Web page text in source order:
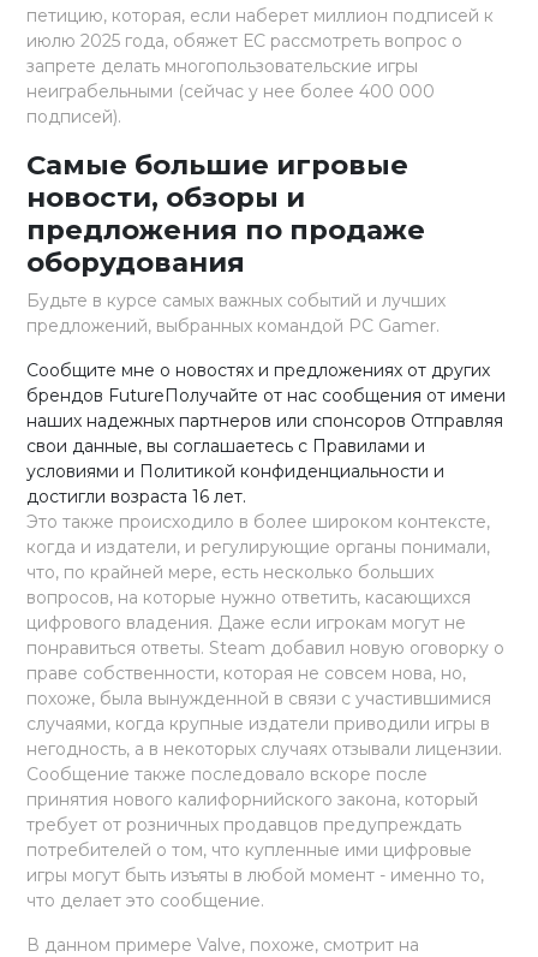
петицию, которая, если наберет миллион подписей к
июлю 2025 года, обяжет ЕС рассмотреть вопрос о
запрете делать многопользовательские игры
неиграбельными (сейчас у нее более 400 000
подписей).
Самые большие игровые
новости, обзоры и
предложения по продаже
оборудования
Будьте в курсе самых важных событий и лучших
предложений, выбранных командой PC Gamer.
Сообщите мне о новостях и предложениях от других
брендов FutureПолучайте от нас сообщения от имени
наших надежных партнеров или спонсоров Отправляя
свои данные, вы соглашаетесь с Правилами и
условиями и Политикой конфиденциальности и
достигли возраста 16 лет.
Это также происходило в более широком контексте,
когда и издатели, и регулирующие органы понимали,
что, по крайней мере, есть несколько больших
вопросов, на которые нужно ответить, касающихся
цифрового владения. Даже если игрокам могут не
понравиться ответы. Steam добавил новую оговорку о
праве собственности, которая не совсем нова, но,
похоже, была вынужденной в связи с участившимися
случаями, когда крупные издатели приводили игры в
негодность, а в некоторых случаях отзывали лицензии.
Сообщение также последовало вскоре после
принятия нового калифорнийского закона, который
требует от розничных продавцов предупреждать
потребителей о том, что купленные ими цифровые
игры могут быть изъяты в любой момент - именно то,
что делает это сообщение.
В данном примере Valve, похоже, смотрит на